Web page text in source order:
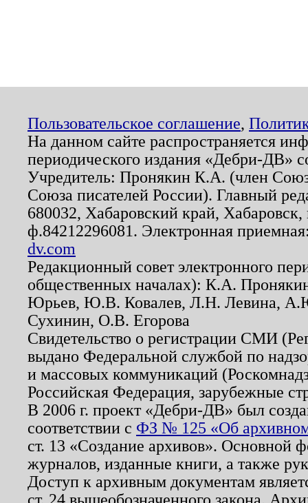
Пользовательское соглашение,
На данном сайте распространяется
периодического издания «Дебри-ДВ»
Учредитель: Пронякин К.А. (член
Союза писателей России). Главный
680032, Хабаровский край,
ф.84212296081. Электронная
dv.com
Редакционный совет электронного
общественных началах): К.А.
Юрьев, Ю.В. Ковалев, Л.Н. Левина,
Сухинин, О.В. Егорова
Свидетельство о регистрации СМИ
выдано Федеральной службой по
и массовых коммуникаций
Российская Федерация, зарубежные
В 2006 г. проект «Дебри-ДВ» был
соответствии с ФЗ № 125 «Об
ст. 13 «Создание архивов». Основной
журналов, изданные книги, а также
Доступ к архивным документам
ст. 24 вышеобозначенного закона.